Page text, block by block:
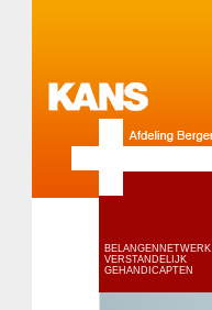
BELANGENNETWERK
VERSTANDELIJK
GEHANDICAPTEN